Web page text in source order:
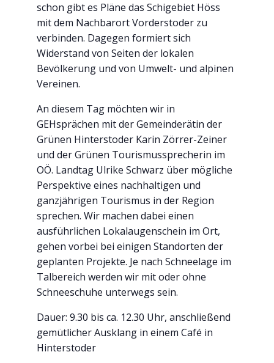
schon gibt es Pläne das Schigebiet Höss
mit dem Nachbarort Vorderstoder zu
verbinden. Dagegen formiert sich
Widerstand von Seiten der lokalen
Bevölkerung und von Umwelt- und alpinen
Vereinen.
An diesem Tag möchten wir in
GEHsprächen mit der Gemeinderätin der
Grünen Hinterstoder Karin Zörrer-Zeiner
und der Grünen Tourismussprecherin im
OÖ. Landtag Ulrike Schwarz über mögliche
Perspektive eines nachhaltigen und
ganzjährigen Tourismus in der Region
sprechen. Wir machen dabei einen
ausführlichen Lokalaugenschein im Ort,
gehen vorbei bei einigen Standorten der
geplanten Projekte. Je nach Schneelage im
Talbereich werden wir mit oder ohne
Schneeschuhe unterwegs sein.
Dauer: 9.30 bis ca. 12.30 Uhr, anschließend
gemütlicher Ausklang in einem Café in
Hinterstoder